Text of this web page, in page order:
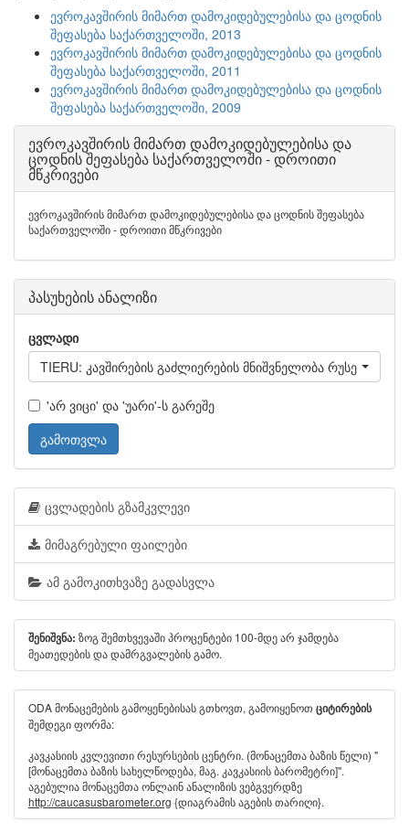
ევროკავშირის მიმართ დამოკიდებულებისა და ცოდნის
შეფასება საქართველოში, 2013
ევროკავშირის მიმართ დამოკიდებულებისა და ცოდნის
შეფასება საქართველოში, 2011
ევროკავშირის მიმართ დამოკიდებულებისა და ცოდნის
შეფასება საქართველოში, 2009
ევროკავშირის მიმართ დამოკიდებულებისა და
ცოდნის შეფასება საქართველოში - დროითი
მწკრივები
ევროკავშირის მიმართ დამოკიდებულებისა და ცოდნის შეფასება
საქართველოში - დროითი მწკრივები
პასუხების ანალიზი
ცვლადი
TIERU: კავშირების გაძლიერების მნიშვნელობა რუსეთთან
'არ ვიცი' და 'უარი'-ს გარეშე
გამოთვლა
ცვლადების გზამკვლევი
მიმაგრებული ფაილები
ამ გამოკითხვაზე გადასვლა
შენიშვნა: ზოგ შემთხვევაში პროცენტები 100-მდე არ ჯამდება
მეათედების და დამრგვალების გამო.
ODA მონაცემების გამოყენებისას გთხოვთ, გამოიყენოთ ციტირების
შემდეგი ფორმა:
კავკასიის კვლევითი რესურსების ცენტრი. (მონაცემთა ბაზის წელი) "
[მონაცემთა ბაზის სახელწოდება, მაგ. კავკასიის ბარომეტრი]".
აგებულია მონაცემთა ონლაინ ანალიზის ვებგვერდზე
http://caucasusbarometer.org {დიაგრამის აგების თარიღი}.